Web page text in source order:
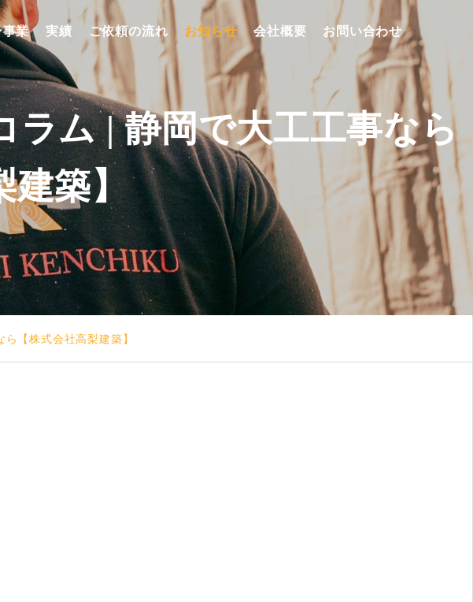
事業 実績 ご依頼の流れ お知らせ 会社概要 お問い合わせ
ラム | 静岡で大工工事なら
建築】
【株式会社高梨建築】